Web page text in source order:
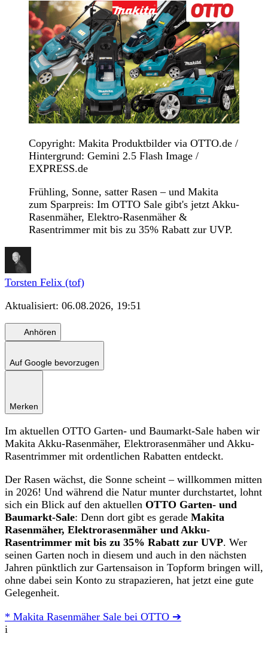
Copyright: Makita Produktbilder via OTTO.de /
Hintergrund: Gemini 2.5 Flash Image /
EXPRESS.de
Frühling, Sonne, satter Rasen – und Makita
zum Sparpreis: Im OTTO Sale gibt's jetzt Akku-
Rasenmäher, Elektro-Rasenmäher &
Rasentrimmer mit bis zu 35% Rabatt zur UVP.
Torsten Felix (tof)
Aktualisiert: 06.08.2026, 19:51
Anhören
Auf Google bevorzugen
Merken
Im aktuellen OTTO Garten- und Baumarkt-Sale haben wir
Makita Akku-Rasenmäher, Elektrorasenmäher und Akku-
Rasentrimmer mit ordentlichen Rabatten entdeckt.
Der Rasen wächst, die Sonne scheint – willkommen mitten
in 2026! Und während die Natur munter durchstartet, lohnt
sich ein Blick auf den aktuellen OTTO Garten- und
Baumarkt-Sale: Denn dort gibt es gerade Makita
Rasenmäher, Elektrorasenmäher und Akku-
Rasentrimmer mit bis zu 35% Rabatt zur UVP. Wer
seinen Garten noch in diesem und auch in den nächsten
Jahren pünktlich zur Gartensaison in Topform bringen will,
ohne dabei sein Konto zu strapazieren, hat jetzt eine gute
Gelegenheit.
* Makita Rasenmäher Sale bei OTTO ➔
i